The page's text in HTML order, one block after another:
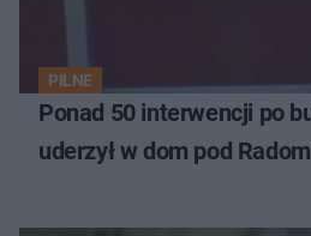
PILNE
Ponad 50 interwencji po
uderzył w dom pod